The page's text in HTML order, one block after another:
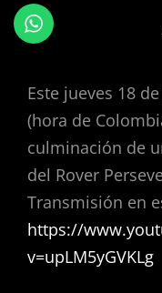
Este jueves 18
(hora de
culminación de
del Rover
Transmisión en
https://
v=upLM5yGVKLg